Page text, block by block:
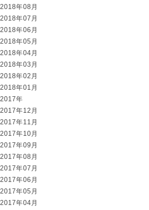
2018年08月
2018年07月
2018年06月
2018年05月
2018年04月
2018年03月
2018年02月
2018年01月
2017年
2017年12月
2017年11月
2017年10月
2017年09月
2017年08月
2017年07月
2017年06月
2017年05月
2017年04月